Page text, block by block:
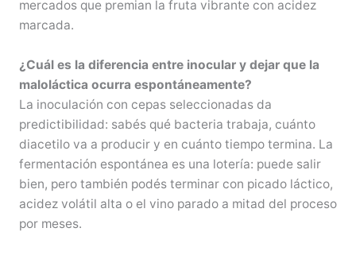
mercados que premian la fruta vibrante con acidez
marcada.
¿Cuál es la diferencia entre inocular y dejar que la
maloláctica ocurra espontáneamente?
La inoculación con cepas seleccionadas da
predictibilidad: sabés qué bacteria trabaja, cuánto
diacetilo va a producir y en cuánto tiempo termina. La
fermentación espontánea es una lotería: puede salir
bien, pero también podés terminar con picado láctico,
acidez volátil alta o el vino parado a mitad del proceso
por meses.